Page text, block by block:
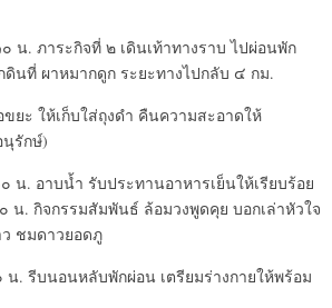
น. ภาระกิจที่ ๒ เดินเท้าทางราบ ไปผ่อนพัก
ดินที่ ผาหมากดูก ระยะทางไปกลับ ๔ กม.
ขยะ ให้เก็บใส่ถุงดำ คืนความสะอาดให้
รักษ์)
น. อาบน้ำ รับประทานอาหารเย็นให้เรียบร้อย
น. กิจกรรมสัมพันธ์ ล้อมวงพูดคุย บอกเล่าหัวใจ
ชมดาวยอดภู
. รีบนอนหลับพักผ่อน เตรียมร่างกายให้พร้อม